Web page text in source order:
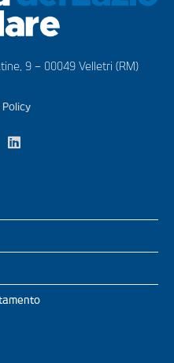
9 – 00049 Velletri (RM)
Policy